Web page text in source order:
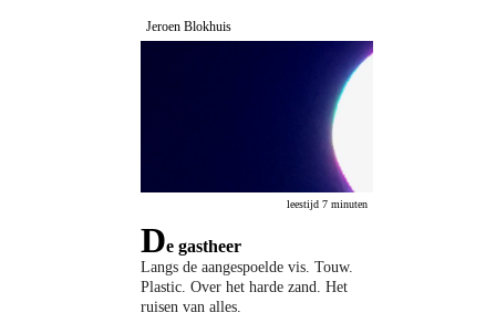
Jeroen Blokhuis
leestijd 7 minuten
De gastheer
Langs de aangespoelde vis. Touw.
Plastic. Over het harde zand. Het
ruisen van alles.